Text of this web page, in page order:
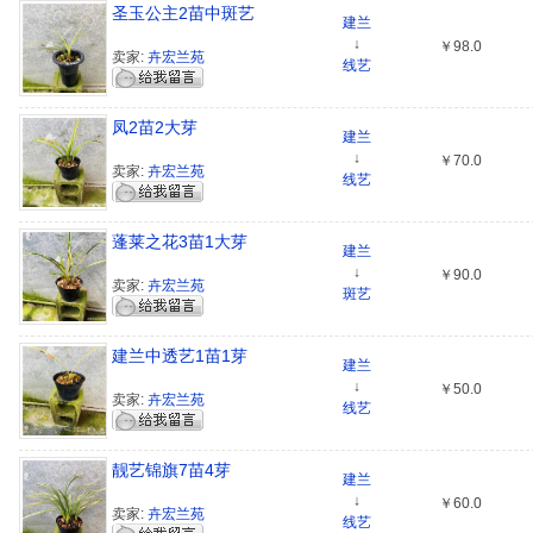
圣玉公主2苗中斑艺
卖家: 卉宏兰苑
建兰
↓
线艺
￥98.0
凤2苗2大芽
卖家: 卉宏兰苑
建兰
↓
线艺
￥70.0
蓬莱之花3苗1大芽
卖家: 卉宏兰苑
建兰
↓
斑艺
￥90.0
建兰中透艺1苗1芽
卖家: 卉宏兰苑
建兰
↓
线艺
￥50.0
靓艺锦旗7苗4芽
卖家: 卉宏兰苑
建兰
↓
线艺
￥60.0